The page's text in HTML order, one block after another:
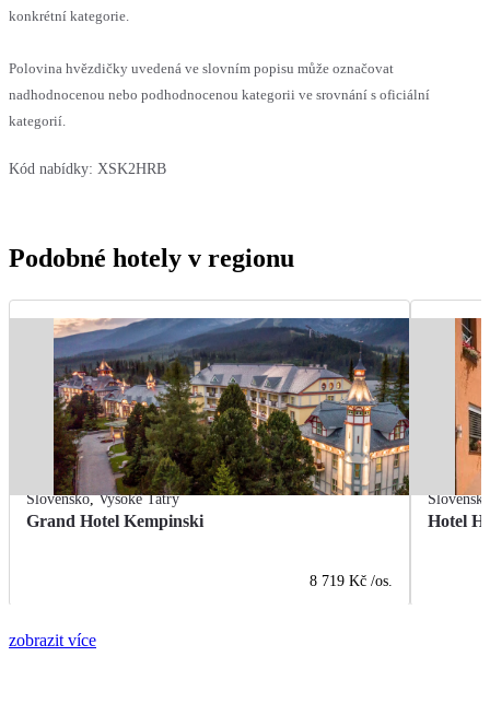
konkrétní kategorie.
Polovina hvězdičky uvedená ve slovním popisu může označovat
nadhodnocenou nebo podhodnocenou kategorii ve srovnání s oficiální
kategorií.
Kód nabídky: XSK2HRB
Podobné hotely v regionu
Slovensko,Vysoké Tatry
Grand Hotel Kempinski
8 719 Kč /os.
Hotel
zobrazit více